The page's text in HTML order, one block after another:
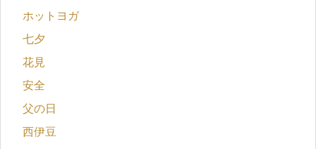
ホットヨガ
七夕
花見
安全
父の日
西伊豆